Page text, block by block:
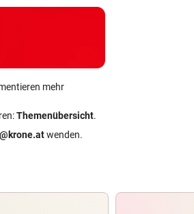
mehr
Themenübersicht.
wenden.